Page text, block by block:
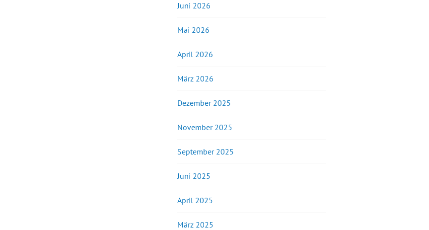
Juni 2026
Mai 2026
April 2026
März 2026
Dezember 2025
November 2025
September 2025
Juni 2025
April 2025
März 2025